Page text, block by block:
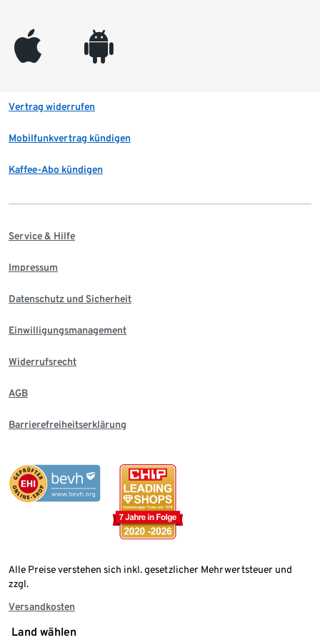
appleinc android
Vertrag widerrufen
Mobilfunkvertrag kündigen
Kaffee-Abo kündigen
Service & Hilfe
Impressum
Datenschutz und Sicherheit
Einwilligungsmanagement
Widerrufsrecht
AGB
Barrierefreiheitserklärung
Alle Preise verstehen sich inkl. gesetzlicher Mehrwertsteuer und
zzgl.
Versandkosten
Land wählen